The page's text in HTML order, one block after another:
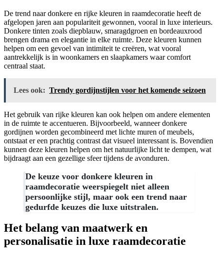
De trend naar donkere en rijke kleuren in raamdecoratie heeft de
afgelopen jaren aan populariteit gewonnen, vooral in luxe interieurs.
Donkere tinten zoals diepblauw, smaragdgroen en bordeauxrood
brengen drama en elegantie in elke ruimte. Deze kleuren kunnen
helpen om een gevoel van intimiteit te creëren, wat vooral
aantrekkelijk is in woonkamers en slaapkamers waar comfort
centraal staat.
Lees ook: Trendy gordijnstijlen voor het komende seizoen
Het gebruik van rijke kleuren kan ook helpen om andere elementen
in de ruimte te accentueren. Bijvoorbeeld, wanneer donkere
gordijnen worden gecombineerd met lichte muren of meubels,
ontstaat er een prachtig contrast dat visueel interessant is. Bovendien
kunnen deze kleuren helpen om het natuurlijke licht te dempen, wat
bijdraagt aan een gezellige sfeer tijdens de avonduren.
De keuze voor donkere kleuren in
raamdecoratie weerspiegelt niet alleen
persoonlijke stijl, maar ook een trend naar
gedurfde keuzes die luxe uitstralen.
Het belang van maatwerk en
personalisatie in luxe raamdecoratie